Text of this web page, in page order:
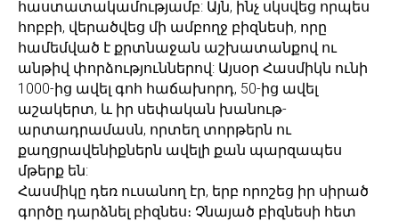
հաստատակամությամբ: Այն, ինչ սկսվեց որպես
հոբբի, վերածվեց մի ամբողջ բիզնեսի, որը
համեմված է քրտնաջան աշխատանքով ու
անթիվ փորձություններով: Այսօր Հասմիկն ունի
1000-ից ավել գոհ հաճախորդ, 50-ից ավել
աշակերտ, և իր սեփական խանութ-
արտադրամասն, որտեղ տորթերն ու
քաղցրավենիքներն ավելի քան պարզապես
մթերք են:
Հասմիկը դեռ ուսանող էր, երբ որոշեց իր սիրած
գործը դարձնել բիզնես։ Չնայած բիզնեսի հետ